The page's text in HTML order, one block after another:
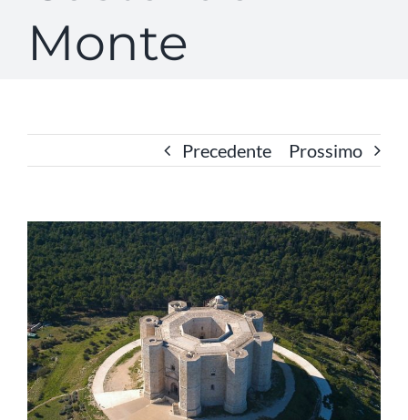
Monte
Precedente Prossimo
Ingrandisci
immagine